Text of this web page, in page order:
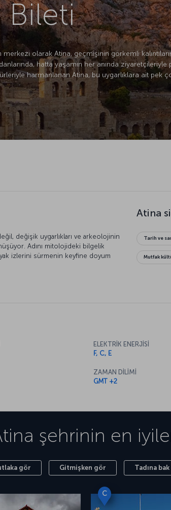
Bileti
merkezi olarak Atina, geçmişinin görkemli
hatta yaşamın her anında
harmanlanan Atina, bu uygarlıklara ait pek
değişik uygarlıkları ve arkeolojinin
Adını mitolojideki bilgelik
izlerini sürmenin keyfine doyum
inceleyin ve ilk Olimpiyat
Atina
Tarih ve
Mutfak
ELEKTRİK ENERJİSİ
F, C, E
ZAMAN DİLİMİ
GMT +2
şehrinin en
gör Gitmişken gör Tadına bak
C